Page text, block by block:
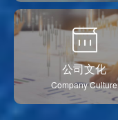
公司文化
Company Culture